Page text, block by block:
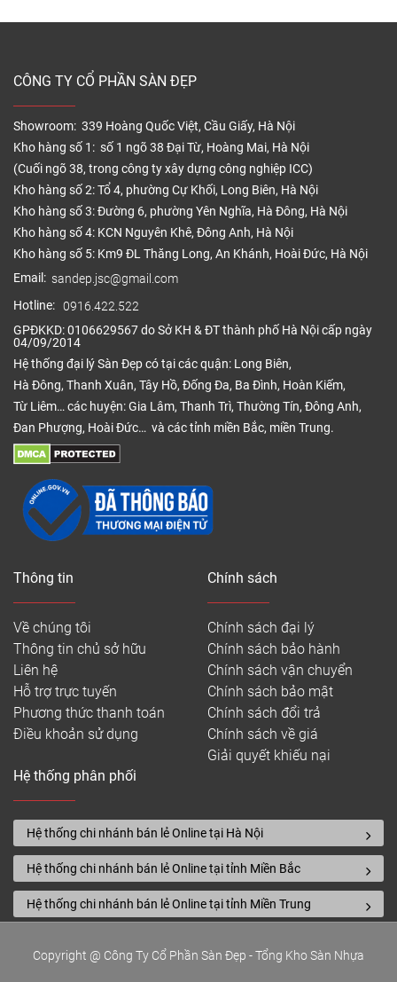
CÔNG TY CỔ PHẦN SÀN ĐẸP
Showroom: 339 Hoàng Quốc Việt, Cầu Giấy, Hà Nội
Kho hàng số 1: số 1 ngõ 38 Đại Từ, Hoàng Mai, Hà Nội
(Cuối ngõ 38, trong công ty xây dựng công nghiệp ICC)
Kho hàng số 2: Tổ 4, phường Cự Khối, Long Biên, Hà Nội
Kho hàng số 3: Đường 6, phường Yên Nghĩa, Hà Đông, Hà Nội
Kho hàng số 4: KCN Nguyên Khê, Đông Anh, Hà Nội
Kho hàng số 5: Km9 ĐL Thăng Long, An Khánh, Hoài Đức, Hà Nội
Email: sandep.jsc@gmail.com
Hotline: 0916.422.522
GPĐKKD: 0106629567 do Sở KH & ĐT thành phố Hà Nội cấp ngày
04/09/2014
Hệ thống đại lý Sàn Đẹp có tại các quận: Long Biên,
Hà Đông, Thanh Xuân, Tây Hồ, Đống Đa, Ba Đình, Hoàn Kiếm,
Từ Liêm… các huyện: Gia Lâm, Thanh Trì, Thường Tín, Đông Anh,
Đan Phượng, Hoài Đức… và các tỉnh miền Bắc, miền Trung.
Thông tin
Về chúng tôi
Thông tin chủ sở hữu
Liên hệ
Hỗ trợ trực tuyến
Phương thức thanh toán
Điều khoản sử dụng
Chính sách
Chính sách đại lý
Chính sách bảo hành
Chính sách vận chuyển
Chính sách bảo mật
Chính sách đổi trả
Chính sách về giá
Giải quyết khiếu nại
Hệ thống phân phối
Hệ thống chi nhánh bán lẻ Online tại Hà Nội
Hệ thống chi nhánh bán lẻ Online tại tỉnh Miền Bắc
Hệ thống chi nhánh bán lẻ Online tại tỉnh Miền Trung
Copyright @ Công Ty Cổ Phần Sàn Đẹp - Tổng Kho Sàn Nhựa